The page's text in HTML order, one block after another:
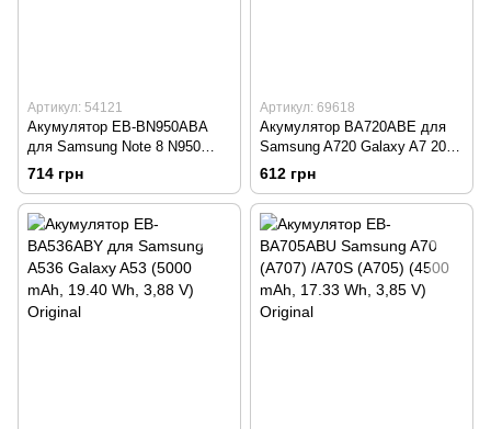
Артикул: 54121
Акумулятор EB-BN950ABA
для Samsung Note 8 N950
(3300 mAh, 12.71 Wh, 3,86 V)
Original
714 грн
Артикул: 69618
Акумулятор BA720ABE для
Samsung A720 Galaxy A7 2017
(3600 mAh, 13,86 Wh, 3,85 V)
Original
612 грн